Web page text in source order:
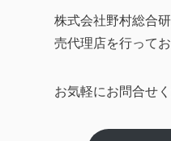
株式会社野村総合
売代理店を行ってお
お気軽にお問合せく